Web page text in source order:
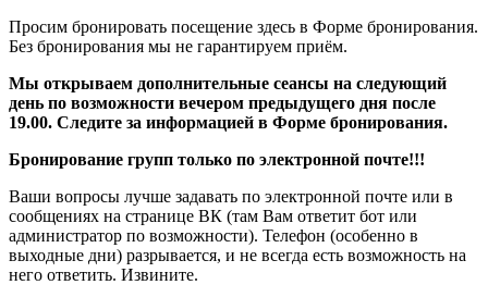
Просим бронировать посещение здесь в Форме бронирования.
Без бронирования мы не гарантируем приём.
Мы открываем дополнительные сеансы на следующий
день по возможности вечером предыдущего дня после
19.00. Следите за информацией в Форме бронирования.
Бронирование групп только по электронной почте!!!
Ваши вопросы лучше задавать по электронной почте или в
сообщениях на странице ВК (там Вам ответит бот или
администратор по возможности). Телефон (особенно в
выходные дни) разрывается, и не всегда есть возможность на
него ответить. Извините.